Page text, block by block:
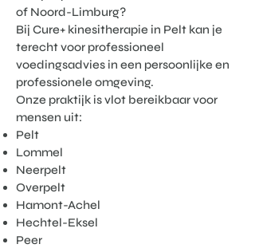
of Noord-Limburg?
Bij Cure+ kinesitherapie in Pelt kan je
terecht voor professioneel
voedingsadvies in een persoonlijke en
professionele omgeving.
Onze praktijk is vlot bereikbaar voor
mensen uit:
Pelt
Lommel
Neerpelt
Overpelt
Hamont-Achel
Hechtel-Eksel
Peer